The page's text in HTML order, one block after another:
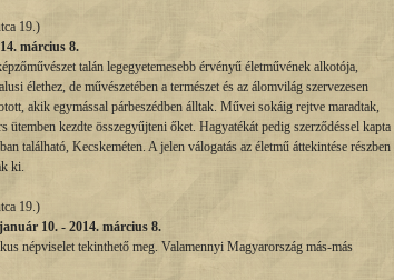
19.)
március 8.
talán legegyetemesebb érvényű életművének alkotója,
élethez, de művészetében a természet és az álomvilág szervezesen
akik egymással párbeszédben álltak. Művei sokáig rejtve maradtak,
kezdte összegyűjteni őket. Hagyatékát pedig szerződéssel kapta
található, Kecskeméten. A jelen válogatás az életmű áttekintése részben
ki.
19.)
10. - 2014. március 8.
népviselet tekinthető meg. Valamennyi Magyarország más-más